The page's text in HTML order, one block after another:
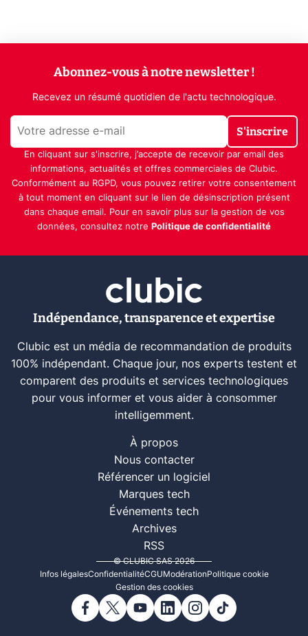
Abonnez-vous à notre newsletter !
Recevez un résumé quotidien de l'actu technologique.
S'inscrire
En cliquant sur s'inscrire, j’accepte de recevoir par email des
informations, actualités et offres commerciales de Clubic.
Conformément au RGPD, vous pouvez retirer votre consentement
à tout moment en cliquant sur le lien de désinscription présent
dans chaque email. Pour en savoir plus sur la gestion de vos
données, consultez notre Politique de confidentialité
Indépendance, transparence et expertise
Clubic est un média de recommandation de produits
100% indépendant. Chaque jour, nos experts testent et
comparent des produits et services technologiques
pour vous informer et vous aider à consommer
intelligemment.
À propos
Nous contacter
Référencer un logiciel
Marques tech
Événements tech
Archives
RSS
© CLUBIC SAS 2026
Infos légalesConfidentialitéCGUModérationPolitique cookie
Gestion des cookies